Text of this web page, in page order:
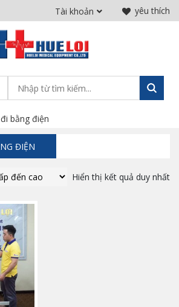
yêu thích
Tài khoản
bằng điện
ĐIỆN
Hiển thị kết quả duy nhất